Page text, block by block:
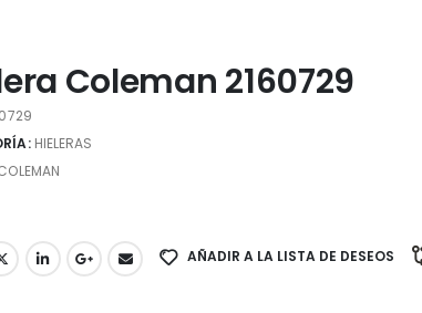
Coleman 2160729
HIELERAS
AÑADIR A LA LISTA DE DESEOS